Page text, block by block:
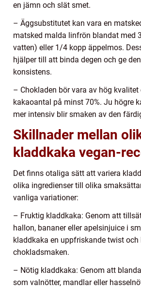
en jämn och slät smet.
– Äggsubstitutet kan vara en
matsked malda linfrön blandat med
vatten) eller 1/4 kopp äppelmos.
hjälper till att binda degen och ge
konsistens.
– Chokladen bör vara av hög kvalitet
kakaoantal på minst 70%. Ju högre
mer intensiv blir smaken av den
Skillnader mellan
kladdkaka vegan-
Det finns otaliga sätt att variera
olika ingredienser till olika
vanliga variationer:
– Fruktig kladdkaka: Genom att
hallon, bananer eller apelsinjuice i
kladdkaka en uppfriskande twist och
chokladsmaken.
– Nötig kladdkaka: Genom att
som valnötter, mandlar eller